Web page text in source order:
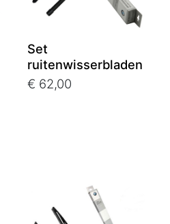
Set
ruitenwisserbladen
€ 62,00